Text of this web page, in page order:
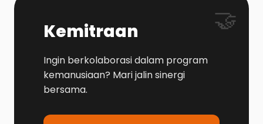
🤝
Kemitraan
Ingin berkolaborasi dalam program
kemanusiaan? Mari jalin sinergi
bersama.